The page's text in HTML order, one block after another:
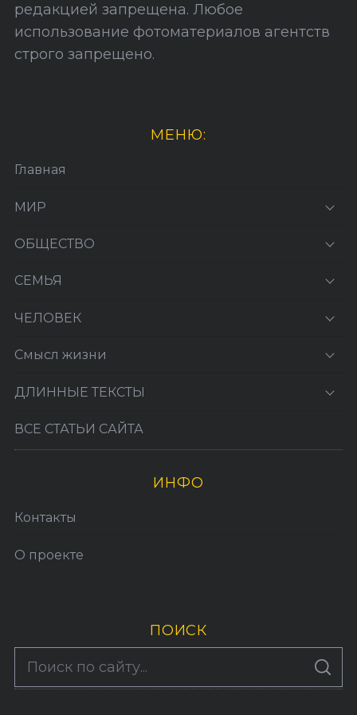
редакцией запрещена. Любое
использование фотоматериалов агентств
строго запрещено.
МЕНЮ:
Главная
МИР
ОБЩЕСТВО
СЕМЬЯ
ЧЕЛОВЕК
Смысл жизни
ДЛИННЫЕ ТЕКСТЫ
ВСЕ СТАТЬИ САЙТА
ИНФО
Контакты
О проекте
ПОИСК
S
A
По авторам